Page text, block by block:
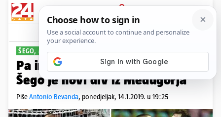
PRIJAVA
Sport Komentari
ŠEGO, MAJSTORE
Pa imamo golmana za medalju!
Šego je novi div iz Međugorja
PišeAntonio Bevanda, ponedjeljak, 14.1.2019. u 19:25